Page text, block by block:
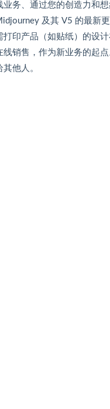
务、通过您的创造力和
及其 V5 的最新
印产品（如贴纸）的设
销售，作为新业务的起
他人。